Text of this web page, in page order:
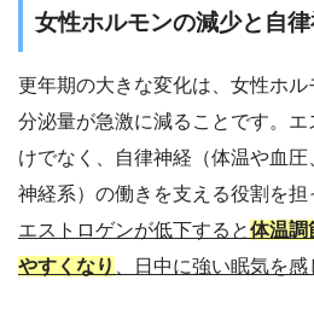
女性ホルモンの減少と自
更年期の大きな変化は、女性ホ
分泌量が急激に減ることです。
けでなく、自律神経（体温や血
神経系）の働きを支える役割を担
エストロゲンが低下すると体温調
やすくなり
、日中に強い眠気を